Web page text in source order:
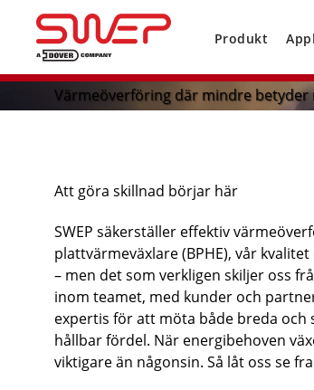
Produkt
Värmeöverföring där mindre betyder
Att göra skillnad börjar här
SWEP säkerställer effektiv
plattvärmeväxlare (BPHE), vår
– men det som verkligen skiljer oss
inom teamet, med kunder och
expertis för att möta både breda och
hållbar fördel. När energibehoven
viktigare än någonsin. Så låt oss se